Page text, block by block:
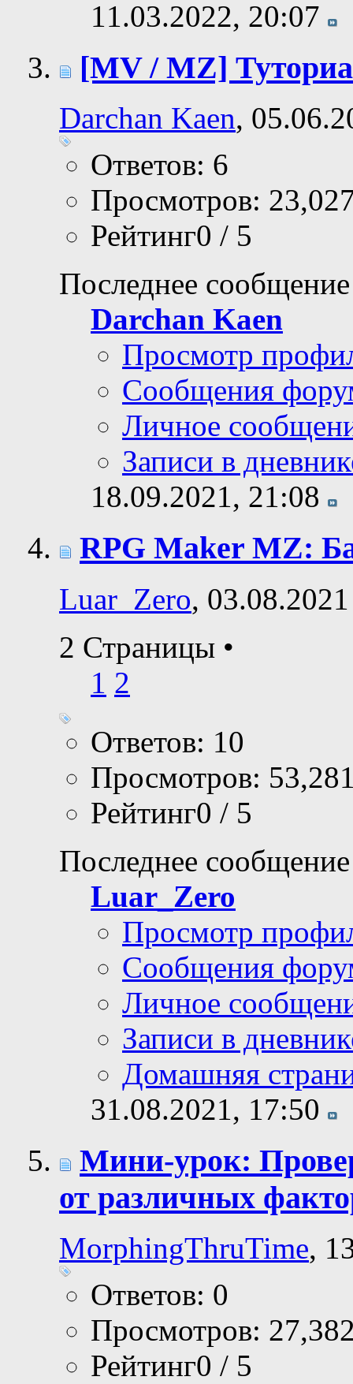
11.03.2022, 20:07
[MV / MZ]
Darchan Kaen,
Ответов: 6
Просмотров:
Рейтинг0 / 5
Последнее
Darchan Kaen
Просмотр
Сообщения
Личное
Записи в
18.09.2021, 21:08
RPG Maker MZ:
Luar_Zero,
2 Страницы •
1 2
Ответов: 10
Просмотров:
Рейтинг0 / 5
Последнее
Luar_Zero
Просмотр
Сообщения
Личное
Записи в
Домашняя
31.08.2021, 17:50
Мини-урок:
от различных
MorphingThruTime,
Ответов: 0
Просмотров:
Рейтинг0 / 5